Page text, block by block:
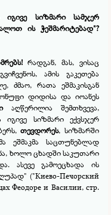
სიზმარი სამჯერ
ის ჭეშმარიტებად"?
რადგან, მას, ვისაც
ამის გაკეთება
ძმაო, რათა ეშმაკისგან
დიდისა და იოანეს
აღწერილია შემთხვევა,
სიზმარი ექვსჯერ
თევდორეს, სიზმარში
ეშმაკმა საცთუნებლად
ხოლო ცხადში საკუთარი
ასევე გამოეცხადა ის
("Киево-Печорский
Феодоре и Василии, стр.